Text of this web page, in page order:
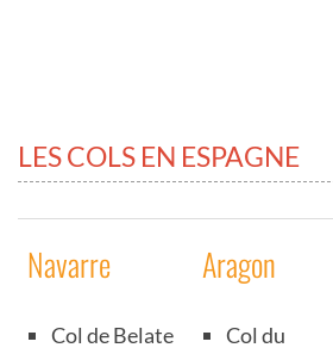
LES COLS EN ESPAGNE
Navarre
Col de Belate
Aragon
Col du